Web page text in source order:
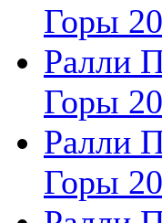
Горы
Ралли
Горы
Ралли
Горы